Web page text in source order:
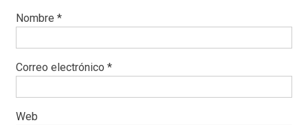
Nombre *
Correo electrónico *
Web